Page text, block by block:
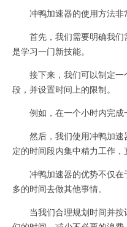
冲鸭加速器的使用方法非
首先，我们需要明确我们
是学习一门新技能。
接下来，我们可以制定一
段，并设置时间上的限制。
例如，在一个小时内完成
然后，我们使用冲鸭加速
定的时间段内集中精力工作，
冲鸭加速器的优势不仅在
多的时间去做其他事情。
当我们合理规划时间并按